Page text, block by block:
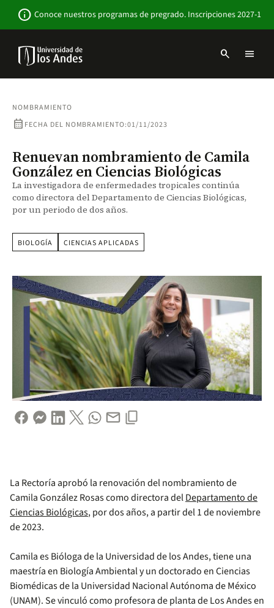
contenido
info Conoce nuestros programas de pregrado. Inscripciones 2027-1
Navbar
search menu
NOMBRAMIENTO
calendar_month FECHA DEL NOMBRAMIENTO:01/11/2023
Renuevan nombramiento de Camila
González en Ciencias Biológicas
La investigadora de enfermedades tropicales continúa
como directora del Departamento de Ciencias Biológicas,
por un periodo de dos años.
BIOLOGÍA CIENCIAS APLICADAS
La Rectoría aprobó la renovación del nombramiento de
Camila González Rosas como directora delDepartamento de
Ciencias Biológicas, por dos años, a partir del 1 de noviembre
de 2023.
Camila es Bióloga de la Universidad de los Andes, tiene una
maestría en Biología Ambiental y un doctorado en Ciencias
Biomédicas de la Universidad Nacional Autónoma de México
(UNAM). Se vinculó como profesora de planta de Los Andes en